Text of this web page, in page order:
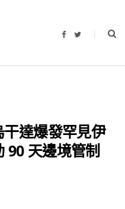
F
b
T
t
達爆發罕見伊
90 天邊境管制